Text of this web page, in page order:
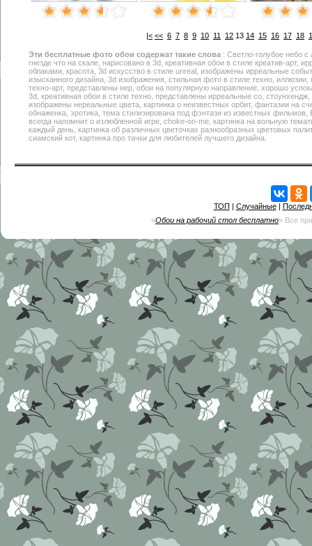
|< << 6 7 8 9 10 11 12 13 14 15 16 17 18
Эти бесплатные фото обои содержат такие слова : Светло-голубое небо c
гнезде что на скале, нарисовано в 3d, креативная обои в стиле креатив-арт,
облаками, красота, 3d искусство в стиле unreal, изображены ирреальные
изысканного дизайна, 3d изображения, стильная фото в стиле техно,
техно-арт, представлены нер, обои на популярную направление, хорошо
3d, креативная обои в стиле техно, представлены ирреальные со, стоунхендж,
изображены нереальные цвета, картинка о неизвестных орбит, фантазии на
обнаженка, эротика, тема стилизирована под фэнтази из известных фильмов,
всегда напомнит о излюбленной игре, choke-on-me, картинка на вольную
каждый день, картинка об различных цветочках разнообразных цветовых
сиамский кот, картинка про тачки для любителей лучшего дизайна.
ТОП | Случайные|
«Обои на рабочий стол бесплатно» Все